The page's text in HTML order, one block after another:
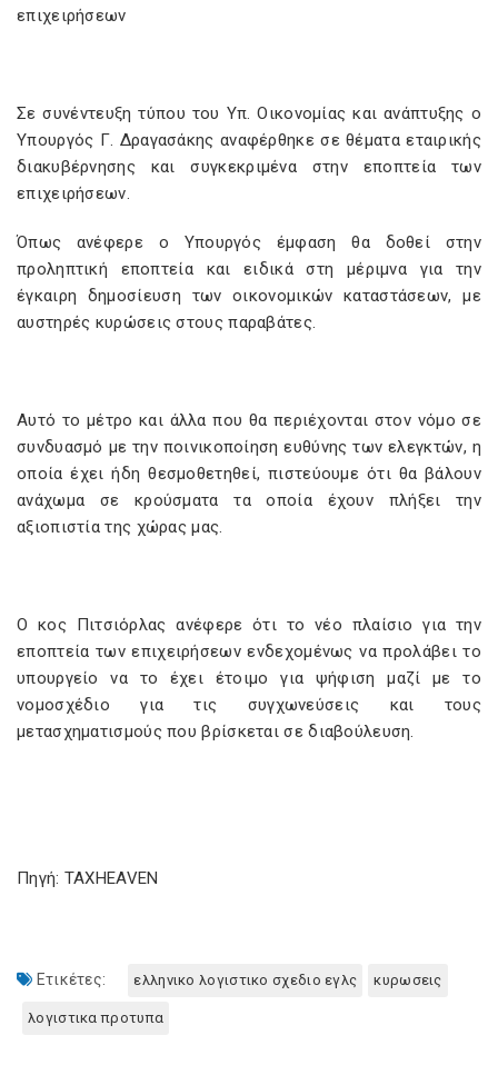
επιχειρήσεων
Σε συνέντευξη τύπου του Υπ. Οικονομίας και ανάπτυξης ο
Υπουργός Γ. Δραγασάκης αναφέρθηκε σε θέματα εταιρικής
διακυβέρνησης και συγκεκριμένα στην εποπτεία των
επιχειρήσεων.
Όπως ανέφερε ο Υπουργός έμφαση θα δοθεί στην
προληπτική εποπτεία και ειδικά στη μέριμνα για την
έγκαιρη δημοσίευση των οικονομικών καταστάσεων, με
αυστηρές κυρώσεις στους παραβάτες.
Αυτό το μέτρο και άλλα που θα περιέχονται στον νόμο σε
συνδυασμό με την ποινικοποίηση ευθύνης των ελεγκτών, η
οποία έχει ήδη θεσμοθετηθεί, πιστεύουμε ότι θα βάλουν
ανάχωμα σε κρούσματα τα οποία έχουν πλήξει την
αξιοπιστία της χώρας μας.
Ο κος Πιτσιόρλας ανέφερε ότι το νέο πλαίσιο για την
εποπτεία των επιχειρήσεων ενδεχομένως να προλάβει το
υπουργείο να το έχει έτοιμο για ψήφιση μαζί με το
νομοσχέδιο για τις συγχωνεύσεις και τους
μετασχηματισμούς που βρίσκεται σε διαβούλευση.
Πηγή: TAXHEAVEN
Ετικέτες: ελληνικο λογιστικο σχεδιο εγλς κυρωσεις
λογιστικα προτυπα